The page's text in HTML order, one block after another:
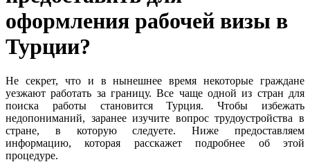
оформления рабочей визы в
Турции?
Не секрет, что и в нынешнее время некоторые граждане
уезжают работать за границу. Все чаще одной из стран для
поиска работы становится Турция. Чтобы избежать
недопониманий, заранее изучите вопрос трудоустройства в
стране, в которую следуете. Ниже предоставляем
информацию, которая расскажет подробнее об этой
процедуре.